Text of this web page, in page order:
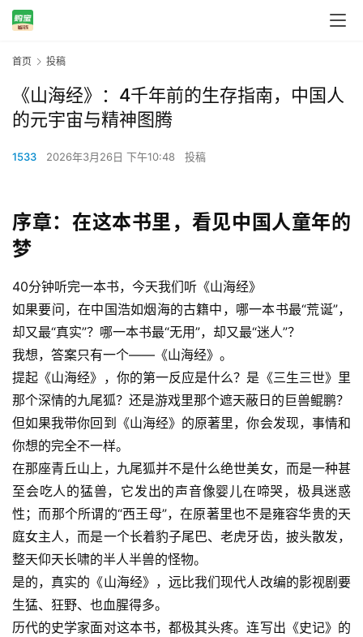
首页 投稿
《山海经》：4千年前的生存指南，中国人
的元宇宙与精神图腾
1533 2026年3月26日 下午10:48 投稿
序章：在这本书里，看见中国人童年的
梦
40分钟听完一本书，今天我们听 《山海经》
如果要问，在中国浩如烟海的古籍中，哪一本书最“荒诞”，
却又最“真实”？哪一本书最“无用”，却又最“迷人”？
我想，答案只有一个——《山海经》。
提起《山海经》，你的第一反应是什么？是《三生三世》里
那个深情的九尾狐？还是游戏里那个遮天蔽日的巨兽鲲鹏？
但如果我带你回到《山海经》的原著里，你会发现，事情和
你想的完全不一样。
在那座青丘山上，九尾狐并不是什么绝世美女，而是一种甚
至会吃人的猛兽，它发出的声音像婴儿在啼哭，极具迷惑
性；而那个所谓的“西王母”，在原著里也不是雍容华贵的天
庭女主人，而是一个长着豹子尾巴、老虎牙齿，披头散发，
整天仰天长啸的半人半兽的怪物。
是的，真实的《山海经》，远比我们现代人改编的影视剧要
生猛、狂野、也血腥得多。
历代的史学家面对这本书，都极其头疼。连写出 《史记》 的